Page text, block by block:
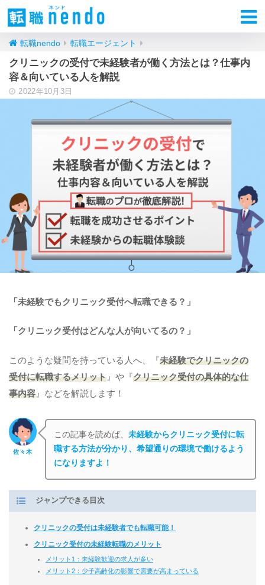
転職nendo 転職エージェント
クリニックの受付で未経験者が働く方法とは？仕事内
容＆向いている人を解説
2022年10月3日
「未経験でもクリニック受付へ転職できる？」
「クリニック受付はどんな人が向いてるの？」
このような疑問を持っている人へ、『未経験でクリニックの
受付に転職するメリット』や『クリニック受付の具体的な仕
事内容』などを解説します！
佐々木
この記事を読めば、未経験からクリニック受付に転
職する方法が分かり、希望通りの環境で働けるよう
になりますよ！
ジャンプできる目次
クリニックの受付は未経験者でも転職可能！
クリニック受付の未経験転職のメリット
メリット1：未経験歓迎の求人が多い
メリット2：少子高齢化の影響で需要が高まっている